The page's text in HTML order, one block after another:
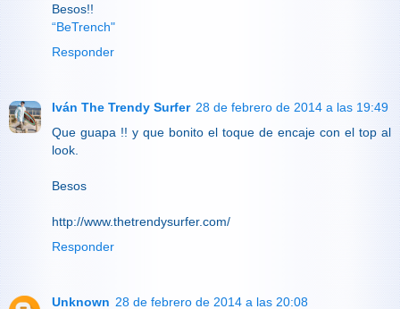
Besos!!
“BeTrench"
Responder
Iván The Trendy Surfer 28 de febrero de 2014 a las 19:49
Que guapa !! y que bonito el toque de encaje con el top al
look.
Besos
http://www.thetrendysurfer.com/
Responder
Unknown 28 de febrero de 2014 a las 20:08